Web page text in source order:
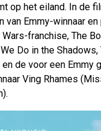
op het eiland. In de
van Emmy-winnaar
franchise, The
Do in the
de voor een Emmy
Ving Rhames